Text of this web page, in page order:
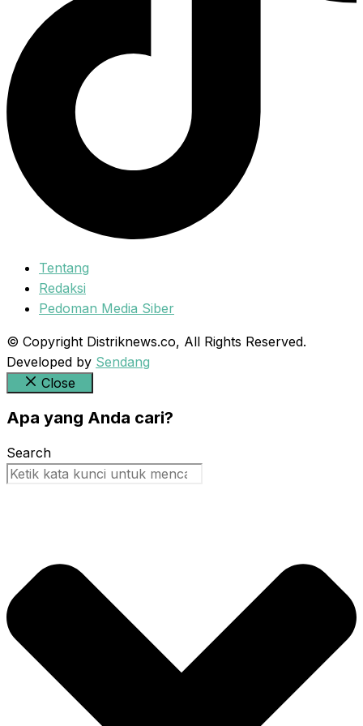
Tentang
Redaksi
Pedoman Media Siber
© Copyright Distriknews.co, All Rights Reserved.
Developed by Sendang
Close
Apa yang Anda cari?
Search